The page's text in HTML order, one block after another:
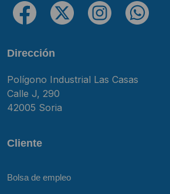
Dirección
Polígono Industrial Las Casas
Calle J, 290
42005 Soria
Cliente
Bolsa de empleo